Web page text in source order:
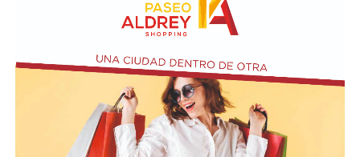
Por otro lado, la iniciativa introduce un agregado sobre
el artículo 4 de Ley N° 21.499 relacionada a las
En la conferencia de prensa acompañaron a Bullrich los
presidentes de las comisiones de Asuntos
Constitucionales, Agustín Coto (LLA-Tierra del Fuego),
y de Legislación General, Nadia Márquez (LLA-Neuquén).